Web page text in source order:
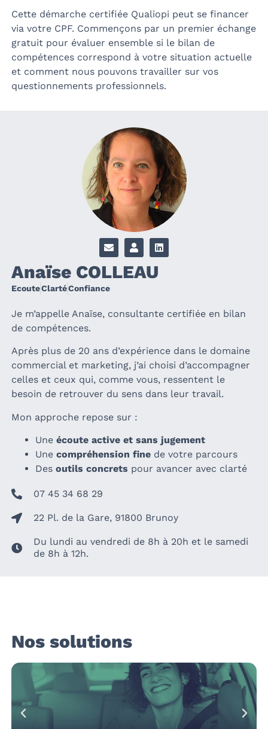
Cette démarche certifiée Qualiopi peut se financer
via votre CPF. Commençons par un premier échange
gratuit pour évaluer ensemble si le bilan de
compétences correspond à votre situation actuelle
et comment nous pouvons travailler sur vos
questionnements professionnels.
Anaïse COLLEAU
EcouteClartéConfiance
Je m’appelle Anaïse, consultante certifiée en bilan
de compétences.
Après plus de 20 ans d’expérience dans le domaine
commercial et marketing, j’ai choisi d’accompagner
celles et ceux qui, comme vous, ressentent le
besoin de retrouver du sens dans leur travail.
Mon approche repose sur :
Une écoute active et sans jugement
Une compréhension finede votre parcours
Des outils concrets pour avancer avec clarté
07 45 34 68 29
22 Pl. de la Gare, 91800 Brunoy
Du lundi au vendredi de 8h à 20h et le samedi
de 8h à 12h.
Nos solutions